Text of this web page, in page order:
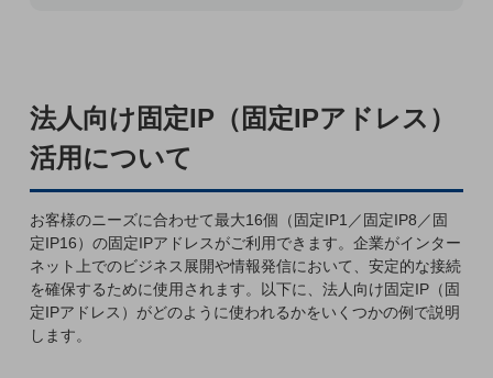
ケータイプラン
5Gデータプラス
データプラス
IoT向け回線料金
home5Gプラン
モバイルサービス
端末の一元管理
法人向け固定IP（固定IPアドレス）
活用について
お客様のニーズに合わせて最大16個（固定IP1／固定IP8／固
定IP16）の固定IPアドレスがご利用できます。企業がインター
ネット上でのビジネス展開や情報発信において、安定的な接続
を確保するために使用されます。以下に、法人向け固定IP（固
定IPアドレス）がどのように使われるかをいくつかの例で説明
します。